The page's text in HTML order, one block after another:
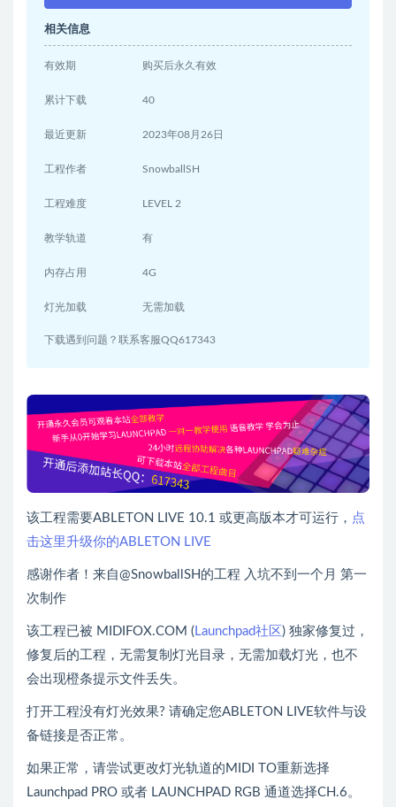
相关信息
有效期 购买后永久有效
累计下载 40
最近更新 2023年08月26日
工程作者 SnowballSH
工程难度 LEVEL 2
教学轨道 有
内存占用 4G
灯光加载 无需加载
下载遇到问题？联系客服QQ617343
该工程需要ABLETON LIVE 10.1 或更高版本才可运行， 点
击这里升级你的ABLETON LIVE
感谢作者！来自@SnowballSH的工程 入坑不到一个月 第一
次制作
该工程已被 MIDIFOX.COM ( Launchpad社区 ) 独家修复过，
修复后的工程，无需复制灯光目录，无需加载灯光，也不
会出现橙条提示文件丢失。
打开工程没有灯光效果? 请确定您ABLETON LIVE软件与设
备链接是否正常。
如果正常，请尝试更改灯光轨道的MIDI TO重新选择
Launchpad PRO 或者 LAUNCHPAD RGB 通道选择CH.6。